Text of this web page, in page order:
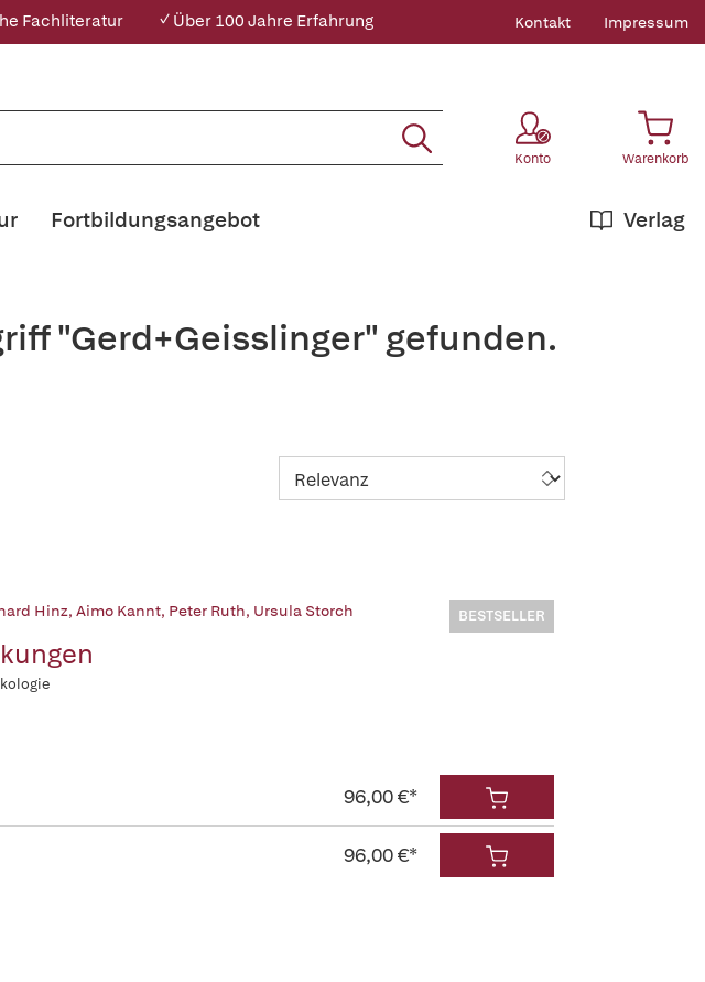
Fachliteratur ✓ Über 100 Jahre Erfahrung Kontakt Impressum
Konto Warenkorb
Verlag
Fortbildungsangebot
"Gerd+Geisslinger" gefunden.
Hinz, Aimo Kannt, Peter Ruth, Ursula Storch BESTSELLER
96,00 €*
96,00 €*